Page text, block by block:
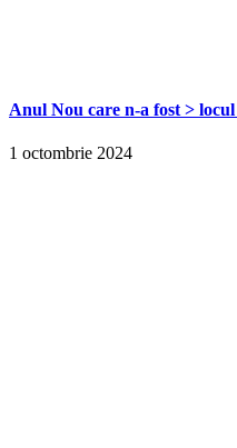
Anul Nou care n-a fost >
1 octombrie 2024